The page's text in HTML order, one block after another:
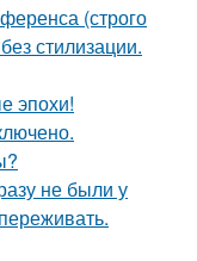
(строго
стилизации.
эпохи!
не были у